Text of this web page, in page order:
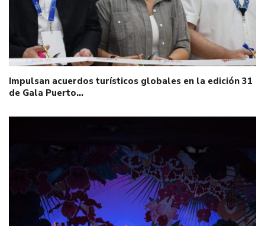
Impulsan acuerdos turísticos globales en la edición 31
de Gala Puerto…